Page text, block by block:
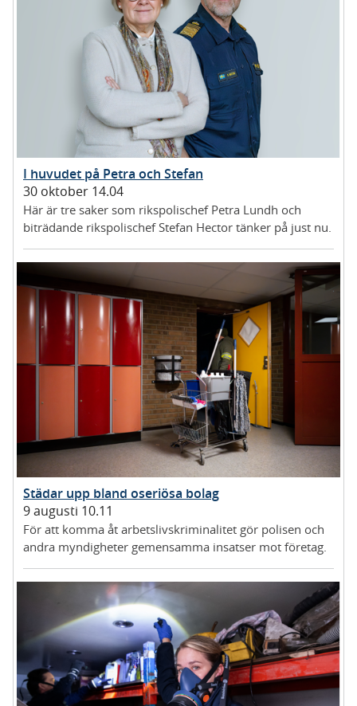
I huvudet på Petra och Stefan
30 oktober 14.04
Här är tre saker som rikspolischef Petra Lundh och
biträdande rikspolischef Stefan Hector tänker på just nu.
Städar upp bland oseriösa bolag
9 augusti 10.11
För att komma åt arbetslivskriminalitet gör polisen och
andra myndigheter gemensamma insatser mot företag.